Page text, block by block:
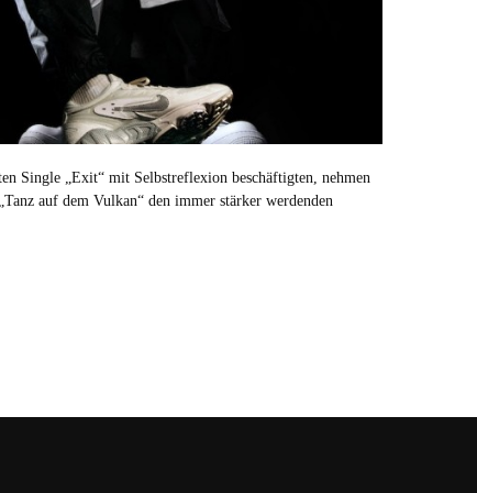
Single „Exit“ mit Selbstreflexion beschäftigten, nehmen
auf dem Vulkan“ den immer stärker werdenden